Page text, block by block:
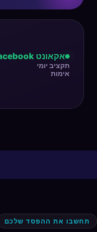
אקאונט Facebook פעיל
תקציב יומי
אימות
תחשבו את ההפסד שלכם